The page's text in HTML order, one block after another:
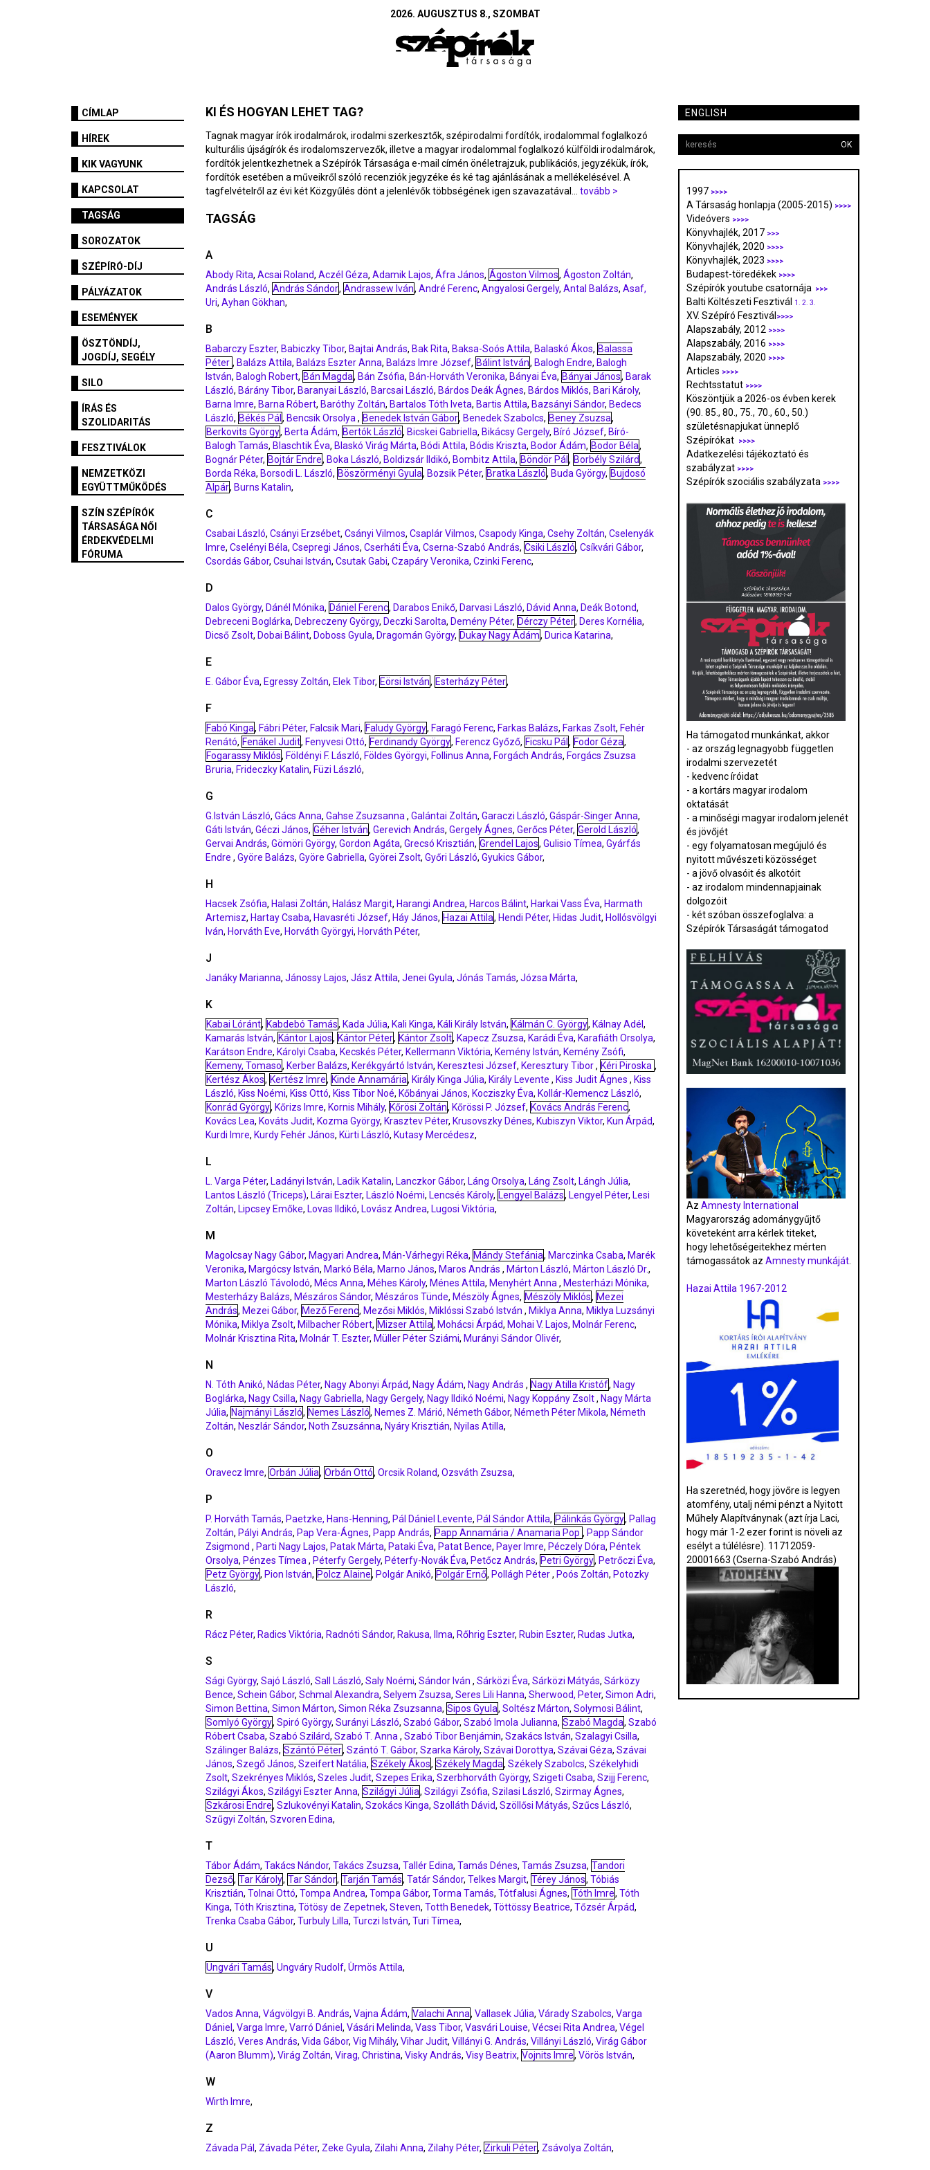
2026. AUGUSZTUS 8., SZOMBAT
CÍMLAP
HÍREK
KIK VAGYUNK
KAPCSOLAT
TAGSÁG
SOROZATOK
SZÉPÍRÓ-DÍJ
PÁLYÁZATOK
ESEMÉNYEK
ÖSZTÖNDÍJ,
JOGDÍJ, SEGÉLY
SILO
ÍRÁS ÉS
SZOLIDARITÁS
FESZTIVÁLOK
NEMZETKÖZI
EGYÜTTMŰKÖDÉS
SZÍN SZÉPÍRÓK
TÁRSASÁGA NŐI
ÉRDEKVÉDELMI
FÓRUMA
KI ÉS HOGYAN LEHET TAG?
Tagnak magyar írók irodalmárok, irodalmi szerkesztők, szépirodalmi fordítók, irodalommal foglalkozó
kulturális újságírók és irodalomszervezők, illetve a magyar irodalommal foglalkozó külföldi irodalmárok,
fordítók jelentkezhetnek a Szépírók Társasága e-mail címén önéletrajzuk, publikációs, jegyzékük, írók,
fordítók esetében a műveikről szóló recenziók jegyzéke és ké tag ajánlásának a mellékelésével. A
tagfelvételről az évi két Közgyűlés dönt a jelenlévők többségének igen szavazatával... tovább >
TAGSÁG
A
Abody Rita, Acsai Roland, Aczél Géza, Adamik Lajos, Áfra János, Ágoston Vilmos, Ágoston Zoltán,
András László, András Sándor, Andrassew Iván, André Ferenc, Angyalosi Gergely, Antal Balázs, Asaf,
Uri, Ayhan Gökhan,
B
Babarczy Eszter, Babiczky Tibor, Bajtai András, Bak Rita, Baksa-Soós Attila, Balaskó Ákos, Balassa
Péter , Balázs Attila, Balázs Eszter Anna, Balázs Imre József, Bálint István, Balogh Endre, Balogh
István, Balogh Robert, Bán Magda, Bán Zsófia, Bán-Horváth Veronika, Bányai Éva, Bányai János, Barak
László, Bárány Tibor, Baranyai László, Barcsai László, Bárdos Deák Ágnes, Bárdos Miklós, Bari Károly,
Barna Imre, Barna Róbert, Baróthy Zoltán, Bartalos Tóth Iveta, Bartis Attila, Bazsányi Sándor, Bedecs
László, Békés Pál , Bencsik Orsolya, Benedek István Gábor, Benedek Szabolcs, Beney Zsuzsa,
Berkovits György, Berta Ádám, Bertók László, Bicskei Gabriella, Bikácsy Gergely, Bíró József, Bíró-
Balogh Tamás, Blaschtik Éva, Blaskó Virág Márta, Bódi Attila, Bódis Kriszta, Bodor Ádám, Bodor Béla,
Bognár Péter, Bojtár Endre, Boka László, Boldizsár Ildikó, Bombitz Attila, Böndör Pál , Borbély Szilárd,
Borda Réka, Borsodi L. László, Böszörményi Gyula, Bozsik Péter, Bratka László, Buda György, Bujdosó
Alpár, Burns Katalin,
C
Csabai László, Csányi Erzsébet, Csányi Vilmos, Csaplár Vilmos, Csapody Kinga, Csehy Zoltán, Cselenyák
Imre, Cselényi Béla, Csepregi János, Cserháti Éva, Cserna-Szabó András, Csiki László, Csíkvári Gábor,
Csordás Gábor, Csuhai István, Csutak Gabi, Czapáry Veronika, Czinki Ferenc,
D
Dalos György, Dánél Mónika, Dániel Ferenc, Darabos Enikő, Darvasi László, Dávid Anna, Deák Botond,
Debreceni Boglárka, Debreczeny György, Deczki Sarolta, Demény Péter, Dérczy Péter, Deres Kornélia,
Dicső Zsolt, Dobai Bálint, Doboss Gyula, Dragomán György, Dukay Nagy Ádám, Durica Katarina,
E
E. Gábor Éva, Egressy Zoltán, Elek Tibor, Eörsi István, Esterházy Péter,
F
Fabó Kinga, Fábri Péter, Falcsik Mari, Faludy György, Faragó Ferenc, Farkas Balázs, Farkas Zsolt, Fehér
Renátó, Fenákel Judit, Fenyvesi Ottó, Ferdinandy György, Ferencz Győző, Ficsku Pál , Fodor Géza,
Fogarassy Miklós, Földényi F. László, Földes Györgyi, Follinus Anna, Forgách András, Forgács Zsuzsa
Bruria, Frideczky Katalin, Füzi László,
G
G.István László, Gács Anna, Gahse Zsuzsanna, Galántai Zoltán, Garaczi László, Gáspár-Singer Anna,
Gáti István, Géczi János, Géher István, Gerevich András, Gergely Ágnes, Gerőcs Péter, Gerold László,
Gervai András, Gömöri György, Gordon Agáta, Grecsó Krisztián, Grendel Lajos, Gulisio Tímea, Gyárfás
Endre , Györe Balázs, Györe Gabriella, Györei Zsolt, Győri László, Gyukics Gábor,
H
Hacsek Zsófia, Halasi Zoltán, Halász Margit, Harangi Andrea, Harcos Bálint, Harkai Vass Éva, Harmath
Artemisz, Hartay Csaba, Havasréti József, Háy János, Hazai Attila, Hendi Péter, Hidas Judit, Hollósvölgyi
Iván, Horváth Eve, Horváth Györgyi, Horváth Péter,
J
Janáky Marianna, Jánossy Lajos, Jász Attila, Jenei Gyula, Jónás Tamás, Józsa Márta,
K
Kabai Lóránt, Kabdebó Tamás, Kada Júlia, Kali Kinga, Káli Király István, Kálmán C. György, Kálnay Adél ,
Kamarás István, Kántor Lajos, Kántor Péter, Kántor Zsolt, Kapecz Zsuzsa, Karádi Éva, Karafiáth Orsolya,
Karátson Endre, Károlyi Csaba, Kecskés Péter, Kellermann Viktória, Kemény István, Kemény Zsófi,
Kemeny, Tomaso, Kerber Balázs, Kerékgyártó István, Keresztesi József, Keresztury Tibor, Kéri Piroska ,
Kertész Ákos, Kertész Imre, Kinde Annamária, Király Kinga Júlia, Király Levente , Kiss Judit Ágnes , Kiss
László, Kiss Noémi, Kiss Ottó, Kiss Tibor Noé, Kőbányai János, Kocziszky Éva, Kollár-Klemencz László,
Konrád György, Kőrizs Imre, Kornis Mihály, Kőrösi Zoltán, Kőrössi P. József, Kovács András Ferenc,
Kovács Lea, Kováts Judit, Kozma György, Krasztev Péter, Krusovszky Dénes, Kubiszyn Viktor, Kun Árpád,
Kurdi Imre, Kurdy Fehér János, Kürti László, Kutasy Mercédesz,
L
L. Varga Péter, Ladányi István, Ladik Katalin, Lanczkor Gábor, Láng Orsolya, Láng Zsolt, Lángh Júlia,
Lantos László (Triceps), Lárai Eszter, László Noémi, Lencsés Károly, Lengyel Balázs, Lengyel Péter, Lesi
Zoltán, Lipcsey Emőke, Lovas Ildikó, Lovász Andrea, Lugosi Viktória,
M
Magolcsay Nagy Gábor, Magyari Andrea, Mán-Várhegyi Réka, Mándy Stefánia, Marczinka Csaba, Marék
Veronika, Margócsy István, Markó Béla, Marno János, Maros András , Márton László, Márton László Dr.,
Marton László Távolodó, Mécs Anna, Méhes Károly, Ménes Attila, Menyhért Anna, Mesterházi Mónika,
Mesterházy Balázs, Mészáros Sándor, Mészáros Tünde, Mészöly Ágnes, Mészöly Miklós, Mezei
András, Mezei Gábor, Mező Ferenc, Mezősi Miklós, Miklóssi Szabó István , Miklya Anna, Miklya Luzsányi
Mónika, Miklya Zsolt, Milbacher Róbert, Mizser Attila, Mohácsi Árpád, Mohai V. Lajos, Molnár Ferenc,
Molnár Krisztina Rita, Molnár T. Eszter, Müller Péter Sziámi, Murányi Sándor Olivér,
N
N. Tóth Anikó, Nádas Péter, Nagy Abonyi Árpád, Nagy Ádám, Nagy András , Nagy Atilla Kristóf, Nagy
Boglárka, Nagy Csilla, Nagy Gabriella, Nagy Gergely, Nagy Ildikó Noémi, Nagy Koppány Zsolt, Nagy Márta
Júlia, Najmányi László, Nemes László, Nemes Z. Márió, Németh Gábor, Németh Péter Mikola, Németh
Zoltán, Neszlár Sándor, Noth Zsuzsánna, Nyáry Krisztián, Nyilas Atilla,
O
Oravecz Imre, Orbán Júlia, Orbán Ottó, Orcsik Roland, Ozsváth Zsuzsa,
P
P. Horváth Tamás, Paetzke, Hans-Henning, Pál Dániel Levente, Pál Sándor Attila, Pálinkás György, Pallag
Zoltán, Pályi András, Pap Vera-Ágnes, Papp András, Papp Annamária / Anamaria Pop , Papp Sándor
Zsigmond , Parti Nagy Lajos, Patak Márta, Pataki Éva, Patat Bence, Payer Imre, Péczely Dóra, Péntek
Orsolya, Pénzes Tímea, Péterfy Gergely, Péterfy-Novák Éva, Petőcz András, Petri György, Petrőczi Éva,
Petz György, Pion István, Polcz Alaine, Polgár Anikó, Polgár Ernő, Pollágh Péter, Poós Zoltán, Potozky
László,
R
Rácz Péter, Radics Viktória, Radnóti Sándor, Rakusa, Ilma, Rőhrig Eszter, Rubin Eszter, Rudas Jutka,
S
Sági György, Sajó László, Sall László, Saly Noémi, Sándor Iván , Sárközi Éva, Sárközi Mátyás, Sárközy
Bence, Schein Gábor, Schmal Alexandra, Selyem Zsuzsa, Seres Lili Hanna, Sherwood, Peter, Simon Adri,
Simon Bettina, Simon Márton, Simon Réka Zsuzsanna, Sipos Gyula, Soltész Márton, Solymosi Bálint,
Somlyó György, Spiró György, Surányi László, Szabó Gábor, Szabó Imola Julianna, Szabó Magda, Szabó
Róbert Csaba, Szabó Szilárd, Szabó T. Anna, Szabó Tibor Benjámin, Szakács István, Szalagyi Csilla,
Szálinger Balázs, Szántó Péter, Szántó T. Gábor, Szarka Károly, Szávai Dorottya, Szávai Géza, Szávai
János, Szegő János, Szeifert Natália, Székely Ákos, Székely Magda, Székely Szabolcs, Székelyhidi
Zsolt, Szekrényes Miklós, Szeles Judit, Szepes Erika, Szerbhorváth György, Szigeti Csaba, Szijj Ferenc,
Szilágyi Ákos, Szilágyi Eszter Anna, Szilágyi Júlia, Szilágyi Zsófia, Szilasi László, Szirmay Ágnes,
Szkárosi Endre, Szlukovényi Katalin, Szokács Kinga, Szolláth Dávid, Szöllősi Mátyás, Szűcs László,
Szűgyi Zoltán, Szvoren Edina,
T
Tábor Ádám, Takács Nándor, Takács Zsuzsa, Tallér Edina, Tamás Dénes, Tamás Zsuzsa, Tandori
Dezső, Tar Károly, Tar Sándor, Tarján Tamás, Tatár Sándor, Telkes Margit, Térey János, Tóbiás
Krisztián, Tolnai Ottó, Tompa Andrea, Tompa Gábor, Torma Tamás, Tótfalusi Ágnes, Tóth Imre, Tóth
Kinga, Tóth Krisztina, Tötösy de Zepetnek, Steven, Totth Benedek, Töttössy Beatrice, Tőzsér Árpád,
Trenka Csaba Gábor, Turbuly Lilla, Turczi István, Turi Tímea,
U
Ungvári Tamás, Ungváry Rudolf, Ürmös Attila,
V
Vados Anna, Vágvölgyi B. András, Vajna Ádám, Valachi Anna, Vallasek Júlia, Várady Szabolcs, Varga
Dániel , Varga Imre, Varró Dániel , Vásári Melinda, Vass Tibor, Vasvári Louise, Vécsei Rita Andrea, Végel
László, Veres András, Vida Gábor, Vig Mihály, Vihar Judit, Villányi G. András, Villányi László, Virág Gábor
(Aaron Blumm), Virág Zoltán, Virag, Christina, Visky András, Visy Beatrix, Vojnits Imre, Vörös István,
W
Wirth Imre,
Z
Závada Pál, Závada Péter, Zeke Gyula, Zilahi Anna, Zilahy Péter, Zirkuli Péter, Zsávolya Zoltán,
ENGLISH
OK
1997 >>>>
A Társaság honlapja (2005-2015) >>>>
Videóvers >>>>
Könyvhajlék, 2017 >>>
Könyvhajlék, 2020 >>>>
Könyvhajlék, 2023 >>>>
Budapest-töredékek >>>>
Szépírók youtube csatornája >>>
Balti Költészeti Fesztivál 1. 2. 3.
XV. Szépíró Fesztivál >>>>
Alapszabály, 2012 >>>>
Alapszabály, 2016 >>>>
Alapszabály, 2020 >>>>
Articles >>>>
Rechtsstatut >>>>
Köszöntjük a 2026-os évben kerek
(90. 85., 80., 75., 70., 60., 50.)
születésnapjukat ünneplő
Szépírókat
>>>>
Adatkezelési tájékoztató és
szabályzat >>>>
Szépírók szociális szabályzata >>>>
Ha támogatod munkánkat, akkor
- az ország legnagyobb független
irodalmi szervezetét
- kedvenc íróidat
- a kortárs magyar irodalom
oktatását
- a minőségi magyar irodalom jelenét
és jövőjét
- egy folyamatosan megújuló és
nyitott művészeti közösséget
- a jövő olvasóit és alkotóit
- az irodalom mindennapjainak
dolgozóit
- két szóban összefoglalva: a
Szépírók Társaságát támogatod
Az Amnesty International
Magyarország adománygyűjtő
követeként arra kérlek titeket,
hogy lehetőségeitekhez mérten
támogassátok az Amnesty munkáját.
Hazai Attila 1967-2012
Ha szeretnéd, hogy jövőre is legyen
atomfény, utalj némi pénzt a Nyitott
Műhely Alapítványnak (azt írja Laci,
hogy már 1-2 ezer forint is növeli az
esélyt a túlélésre). 11712059-
20001663 (Cserna-Szabó András)